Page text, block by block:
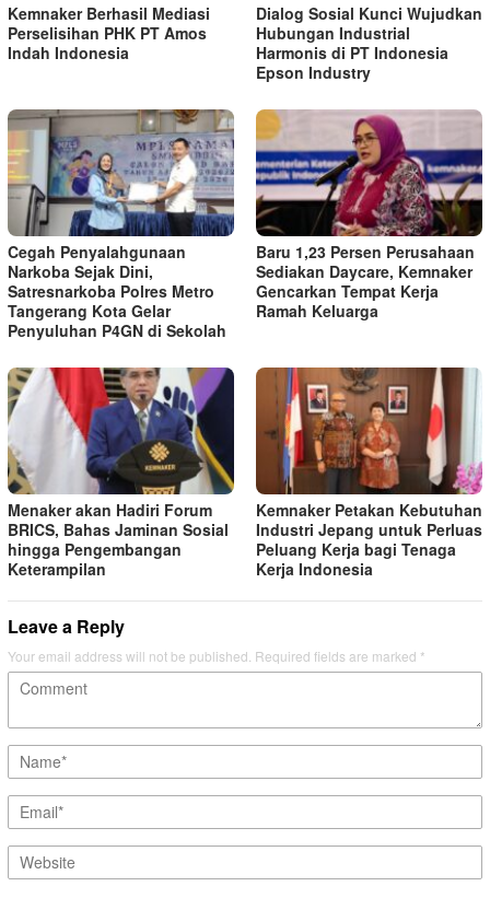
Kemnaker Berhasil Mediasi
Perselisihan PHK PT Amos
Indah Indonesia
Dialog Sosial Kunci Wujudkan
Hubungan Industrial
Harmonis di PT Indonesia
Epson Industry
Cegah Penyalahgunaan
Narkoba Sejak Dini,
Satresnarkoba Polres Metro
Tangerang Kota Gelar
Penyuluhan P4GN di Sekolah
Baru 1,23 Persen Perusahaan
Sediakan Daycare, Kemnaker
Gencarkan Tempat Kerja
Ramah Keluarga
Menaker akan Hadiri Forum
BRICS, Bahas Jaminan Sosial
hingga Pengembangan
Keterampilan
Kemnaker Petakan Kebutuhan
Industri Jepang untuk Perluas
Peluang Kerja bagi Tenaga
Kerja Indonesia
Leave a Reply
Your email address will not be published. Required fields are marked *